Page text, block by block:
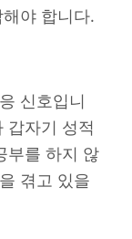
야 합니다.
신호입니
갑자기 성적
부를 하지 않
겪고 있을